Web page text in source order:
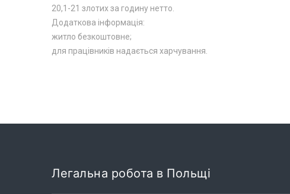
20,1-21 злотих за годину нетто.
Додаткова інформація:
житло безкоштовне;
для працівників надається харчування.
Легальна робота в Польщі